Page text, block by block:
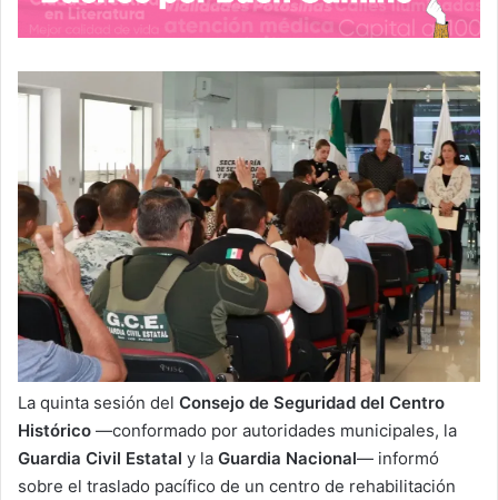
La quinta sesión del Consejo de Seguridad del Centro
Histórico —conformado por autoridades municipales, la
Guardia Civil Estatal y la Guardia Nacional— informó
sobre el traslado pacífico de un centro de rehabilitación